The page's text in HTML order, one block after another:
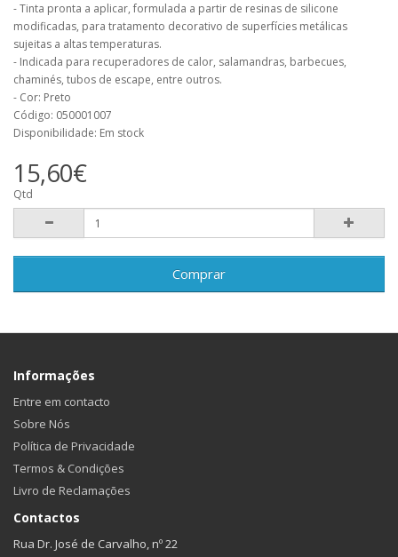
- Tinta pronta a aplicar, formulada a partir de resinas de silicone
modificadas, para tratamento decorativo de superfícies metálicas
sujeitas a altas temperaturas.
- Indicada para recuperadores de calor, salamandras, barbecues,
chaminés, tubos de escape, entre outros.
- Cor: Preto
Código: 050001007
Disponibilidade: Em stock
15,60€
Qtd
Comprar
Informações
Entre em contacto
Sobre Nós
Política de Privacidade
Termos & Condições
Livro de Reclamações
Contactos
Rua Dr. José de Carvalho, nº 22